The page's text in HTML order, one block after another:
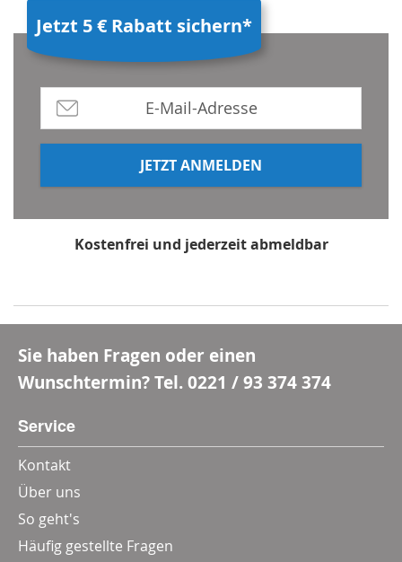
Jetzt 5 € Rabatt sichern*
JETZT ANMELDEN
Kostenfrei und jederzeit abmeldbar
Sie haben Fragen oder einen
Wunschtermin? Tel.0221 / 93 374 374
Service
Kontakt
Über uns
So geht's
Häufig gestellte Fragen